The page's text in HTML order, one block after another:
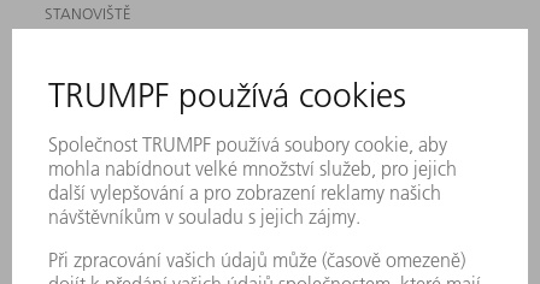
STANOVIŠTĚ
MYTRUMPF
BEZPEČNOSTNÍ LISTY
PRODUKTY
STROJE & SYSTÉMY
LASER
VÝKONOVÁ ELEKTRONIKA
ELEKTRICKÉ NÁŘADÍ
SMART FACTORY
SOFTWARE